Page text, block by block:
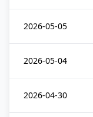
2026-05-05
2026-05-04
2026-04-30